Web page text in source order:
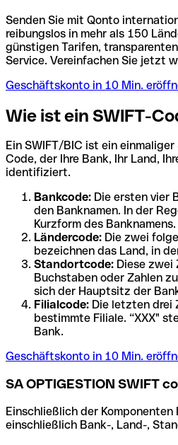
Senden Sie mit Qonto
reibungslos in mehr als 150
günstigen Tarifen,
Service. Vereinfachen Sie jetzt
Geschäftskonto in 10 Min.
Wie ist ein SWIFT-
Ein SWIFT/BIC ist ein
Code, der Ihre Bank, Ihr Land,
identifiziert.
Bankcode: Die ersten vier
den Banknamen. In der
Kurzform des Banknamens.
Ländercode: Die zwei
bezeichnen das Land, in
Standortcode: Diese zwei
Buchstaben oder Zahlen
sich der Hauptsitz der
Filialcode: Die letzten drei
bestimmte Filiale. “XXX"
Bank.
Geschäftskonto in 10 Min.
SA OPTIGESTION SWIFT
Einschließlich der Komponenten
einschließlich Bank-, Land-,